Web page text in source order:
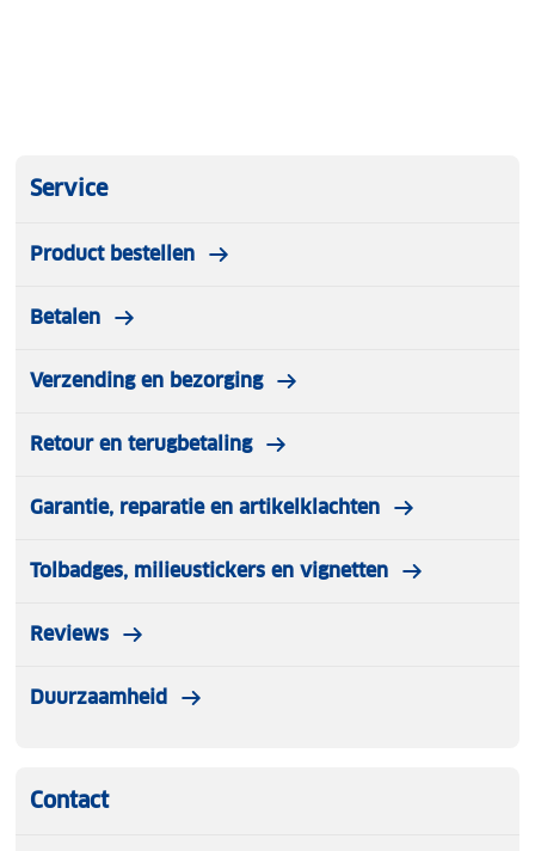
Service
Product bestellen
Betalen
Verzending en bezorging
Retour en terugbetaling
Garantie, reparatie en artikelklachten
Tolbadges, milieustickers en vignetten
Reviews
Duurzaamheid
Contact